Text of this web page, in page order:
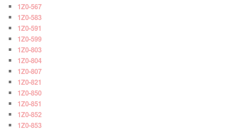
1Z0-567
1Z0-583
1Z0-591
1Z0-599
1Z0-803
1Z0-804
1Z0-807
1Z0-821
1Z0-850
1Z0-851
1Z0-852
1Z0-853